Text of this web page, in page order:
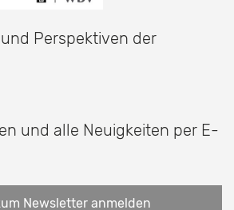
Perspektiven der
und alle Neuigkeiten per E-
Newsletter anmelden